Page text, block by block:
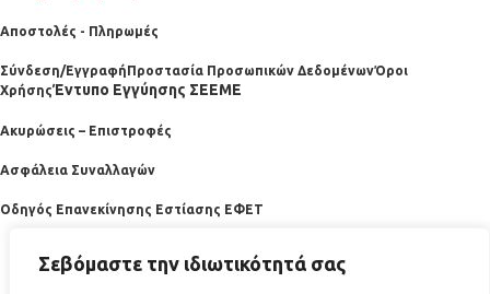
Σεβόμαστε την ιδιωτικότητά σας
Αποστολές - Πληρωμές
Σύνδεση/Εγγραφή Προστασία Προσωπικών ΔεδομένωνΌροι
ΧρήσηςΈντυπο Εγγύησης ΣΕΕΜΕ
Ακυρώσεις – Επιστροφές
Ασφάλεια Συναλλαγών
Οδηγός Επανεκίνησης Εστίασης ΕΦΕΤ